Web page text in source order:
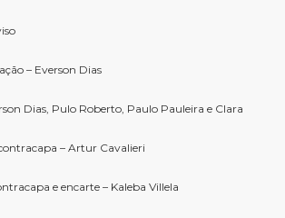
– Everson Dias
Dias, Pulo Roberto, Paulo Pauleira e Clara
– Artur Cavalieri
e encarte – Kaleba Villela